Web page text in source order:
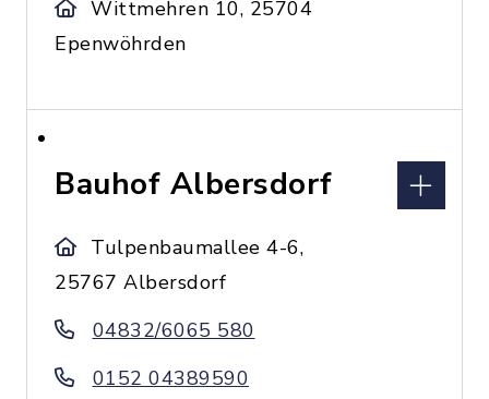
Wittmehren 10, 25704
Epenwöhrden
Bauhof Albersdorf
Tulpenbaumallee 4-6,
25767 Albersdorf
04832/6065 580
0152 04389590